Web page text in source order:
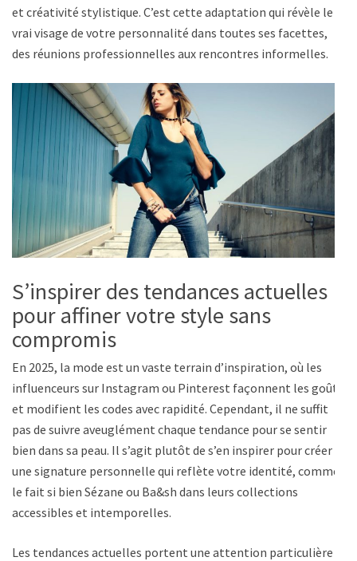
et créativité stylistique. C’est cette adaptation qui révèle le
vrai visage de votre personnalité dans toutes ses facettes,
des réunions professionnelles aux rencontres informelles.
S’inspirer des tendances actuelles
pour affiner votre style sans
compromis
En 2025, la mode est un vaste terrain d’inspiration, où les
influenceurs sur Instagram ou Pinterest façonnent les goûts
et modifient les codes avec rapidité. Cependant, il ne suffit
pas de suivre aveuglément chaque tendance pour se sentir
bien dans sa peau. Il s’agit plutôt de s’en inspirer pour créer
une signature personnelle qui reflète votre identité, comme
le fait si bien Sézane ou Ba&sh dans leurs collections
accessibles et intemporelles.
Les tendances actuelles portent une attention particulière à